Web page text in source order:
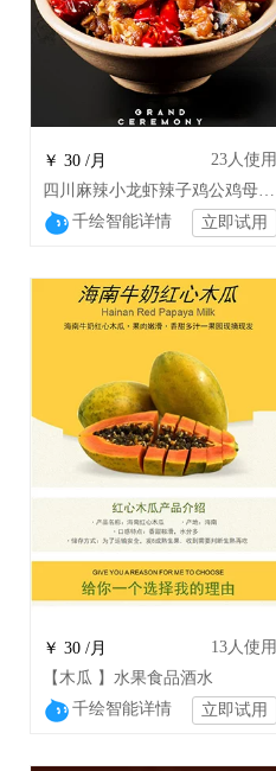
￥ 30 /月 23人使用
四川麻辣小龙虾辣子鸡公鸡母鸡鸡蛋鲜香土特产零食gnx
千绘智能详情
立即试用
￥ 30 /月 13人使用
【木瓜 】水果食品酒水
千绘智能详情
立即试用